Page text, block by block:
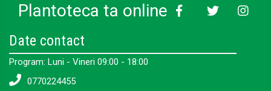
Plantoteca ta online
Date contact
Program: Luni - Vineri 09:00 - 18:00
0770224455